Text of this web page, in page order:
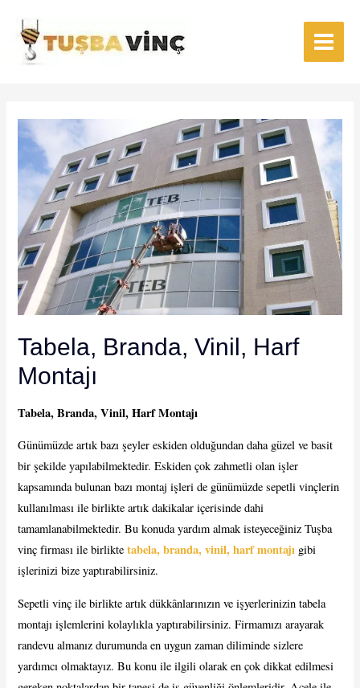
Main
Tabela, Branda, Vinil, Harf
Montajı
Tabela, Branda, Vinil, Harf Montajı
Günümüzde artık bazı şeyler eskiden olduğundan daha güzel ve basit
bir şekilde yapılabilmektedir. Eskiden çok zahmetli olan işler
kapsamında bulunan bazı montaj işleri de günümüzde sepetli vinçlerin
kullanılması ile birlikte artık dakikalar içerisinde dahi
tamamlanabilmektedir. Bu konuda yardım almak isteyeceğiniz Tuşba
vinç firması ile birliktetabela, branda, vinil, harf montajı gibi
işlerinizi bize yaptırabilirsiniz.
Sepetli vinç ile birlikte artık dükkânlarınızın ve işyerlerinizin tabela
montajı işlemlerini kolaylıkla yaptırabilirsiniz. Firmamızı arayarak
randevu almanız durumunda en uygun zaman diliminde sizlere
yardımcı olmaktayız. Bu konu ile ilgili olarak en çok dikkat edilmesi